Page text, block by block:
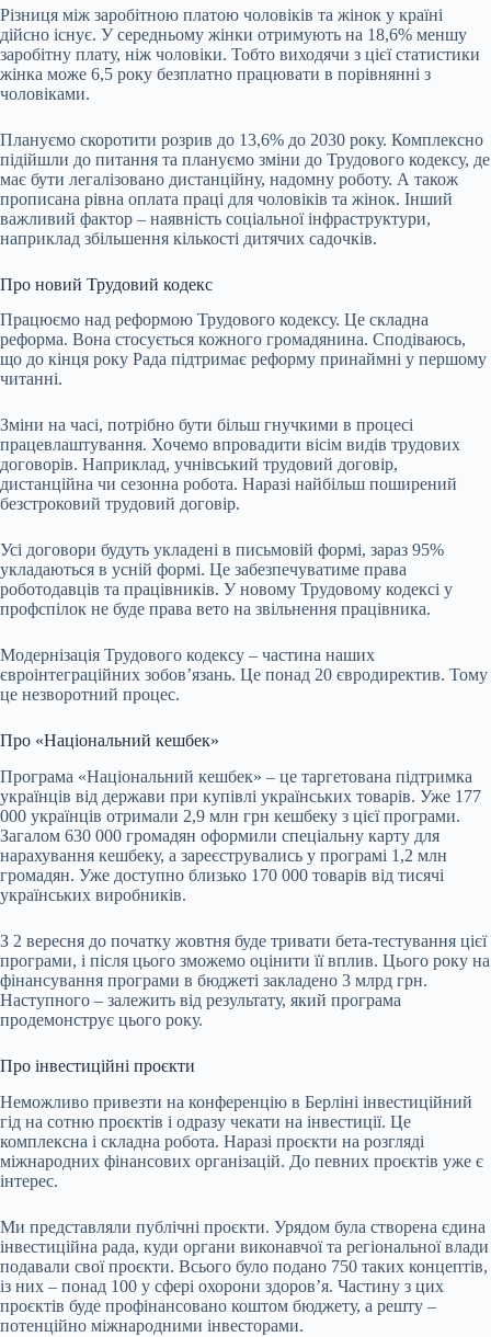
Різниця між заробітною платою чоловіків та жінок у країні
дійсно існує. У середньому жінки отримують на 18,6% меншу
заробітну плату, ніж чоловіки. Тобто виходячи з цієї статистики
жінка може 6,5 року безплатно працювати в порівнянні з
чоловіками.
Плануємо скоротити розрив до 13,6% до 2030 року. Комплексно
підійшли до питання та плануємо зміни до Трудового кодексу, де
має бути легалізовано дистанційну, надомну роботу. А також
прописана рівна оплата праці для чоловіків та жінок. Інший
важливий фактор – наявність соціальної інфраструктури,
наприклад збільшення кількості дитячих садочків.
Про новий Трудовий кодекс
Працюємо над реформою Трудового кодексу. Це складна
реформа. Вона стосується кожного громадянина. Сподіваюсь,
що до кінця року Рада підтримає реформу принаймні у першому
читанні.
Зміни на часі, потрібно бути більш гнучкими в процесі
працевлаштування. Хочемо впровадити вісім видів трудових
договорів. Наприклад, учнівський трудовий договір,
дистанційна чи сезонна робота. Наразі найбільш поширений
безстроковий трудовий договір.
Усі договори будуть укладені в письмовій формі, зараз 95%
укладаються в усній формі. Це забезпечуватиме права
роботодавців та працівників. У новому Трудовому кодексі у
профспілок не буде права вето на звільнення працівника.
Модернізація Трудового кодексу – частина наших
євроінтеграційних зобовʼязань. Це понад 20 євродиректив. Тому
це незворотний процес.
Про «Національний кешбек»
Програма «Національний кешбек» – це таргетована підтримка
українців від держави при купівлі українських товарів. Уже 177
000 українців отримали 2,9 млн грн кешбеку з цієї програми.
Загалом 630 000 громадян оформили спеціальну карту для
нарахування кешбеку, а зареєструвались у програмі 1,2 млн
громадян. Уже доступно близько 170 000 товарів від тисячі
українських виробників.
З 2 вересня до початку жовтня буде тривати бета-тестування цієї
програми, і після цього зможемо оцінити її вплив. Цього року на
фінансування програми в бюджеті закладено 3 млрд грн.
Наступного – залежить від результату, який програма
продемонструє цього року.
Про інвестиційні проєкти
Неможливо привезти на конференцію в Берліні інвестиційний
гід на сотню проєктів і одразу чекати на інвестиції. Це
комплексна і складна робота. Наразі проєкти на розгляді
міжнародних фінансових організацій. До певних проєктів уже є
інтерес.
Ми представляли публічні проєкти. Урядом була створена єдина
інвестиційна рада, куди органи виконавчої та регіональної влади
подавали свої проєкти. Всього було подано 750 таких концептів,
із них – понад 100 у сфері охорони здоровʼя. Частину з цих
проєктів буде профінансовано коштом бюджету, а решту –
потенційно міжнародними інвесторами.